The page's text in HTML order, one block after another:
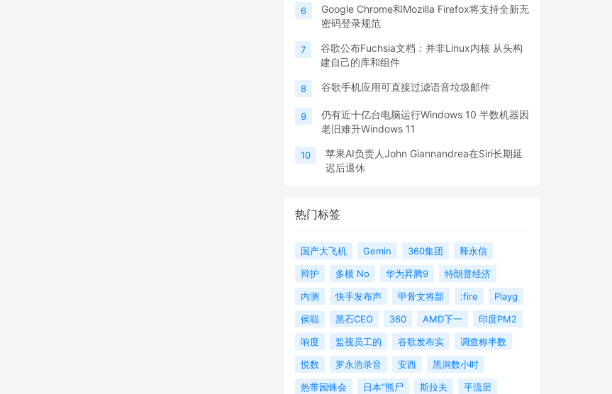
6
Google Chrome和Mozilla Firefox将支持全新无
密码登录规范
7
谷歌公布Fuchsia文档：并非Linux内核 从头构
建自己的库和组件
8 谷歌手机应用可直接过滤语音垃圾邮件
9
仍有近十亿台电脑运行Windows 10 半数机器因
老旧难升Windows 11
10
苹果AI负责人John Giannandrea在Siri长期延
迟后退休
热门标签
国产大飞机 Gemin 360集团
释永信
辩护
多模 No 华为昇腾9
特朗普经济
内测
快手发布声 甲骨文将部 :fire
Playg
侯聪
黑石CEO 360 AMD下一
印度PM2
响度
监视员工的 谷歌发布实
调查称半数
悦数
罗永浩录音 安西
黑洞数小时
热带园蛛会
日本“熊尸 斯拉夫 平流层